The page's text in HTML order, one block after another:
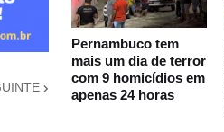
Pernambuco tem
mais um dia de terror
com 9 homicídios em
apenas 24 horas